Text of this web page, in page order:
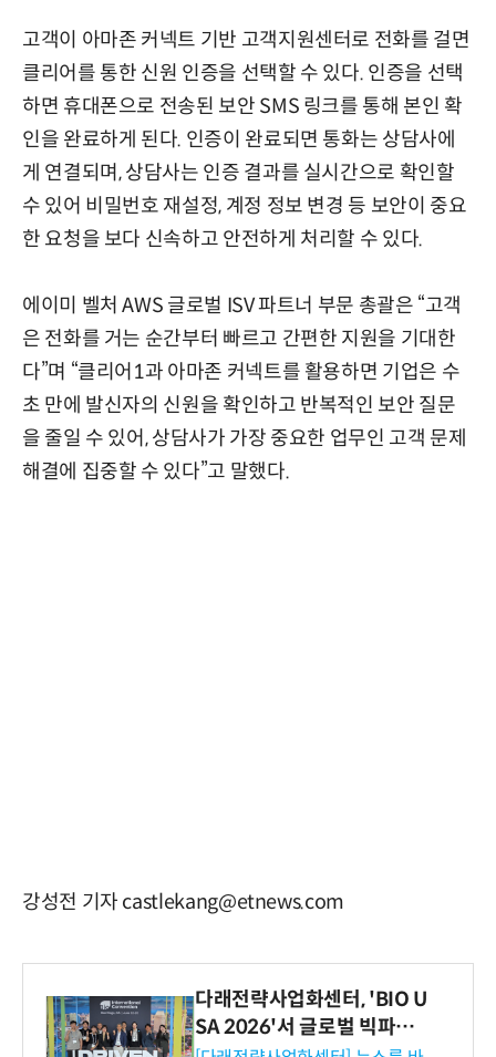
고객이 아마존 커넥트 기반 고객지원센터로 전화를 걸면
클리어를 통한 신원 인증을 선택할 수 있다. 인증을 선택
하면 휴대폰으로 전송된 보안 SMS 링크를 통해 본인 확
인을 완료하게 된다. 인증이 완료되면 통화는 상담사에
게 연결되며, 상담사는 인증 결과를 실시간으로 확인할
수 있어 비밀번호 재설정, 계정 정보 변경 등 보안이 중요
한 요청을 보다 신속하고 안전하게 처리할 수 있다.
에이미 벨처 AWS 글로벌 ISV 파트너 부문 총괄은 “고객
은 전화를 거는 순간부터 빠르고 간편한 지원을 기대한
다”며 “클리어1과 아마존 커넥트를 활용하면 기업은 수
초 만에 발신자의 신원을 확인하고 반복적인 보안 질문
을 줄일 수 있어, 상담사가 가장 중요한 업무인 고객 문제
해결에 집중할 수 있다”고 말했다.
강성전 기자 castlekang@etnews.com
다래전략사업화센터, 'BIO U
SA 2026'서 글로벌 빅파마